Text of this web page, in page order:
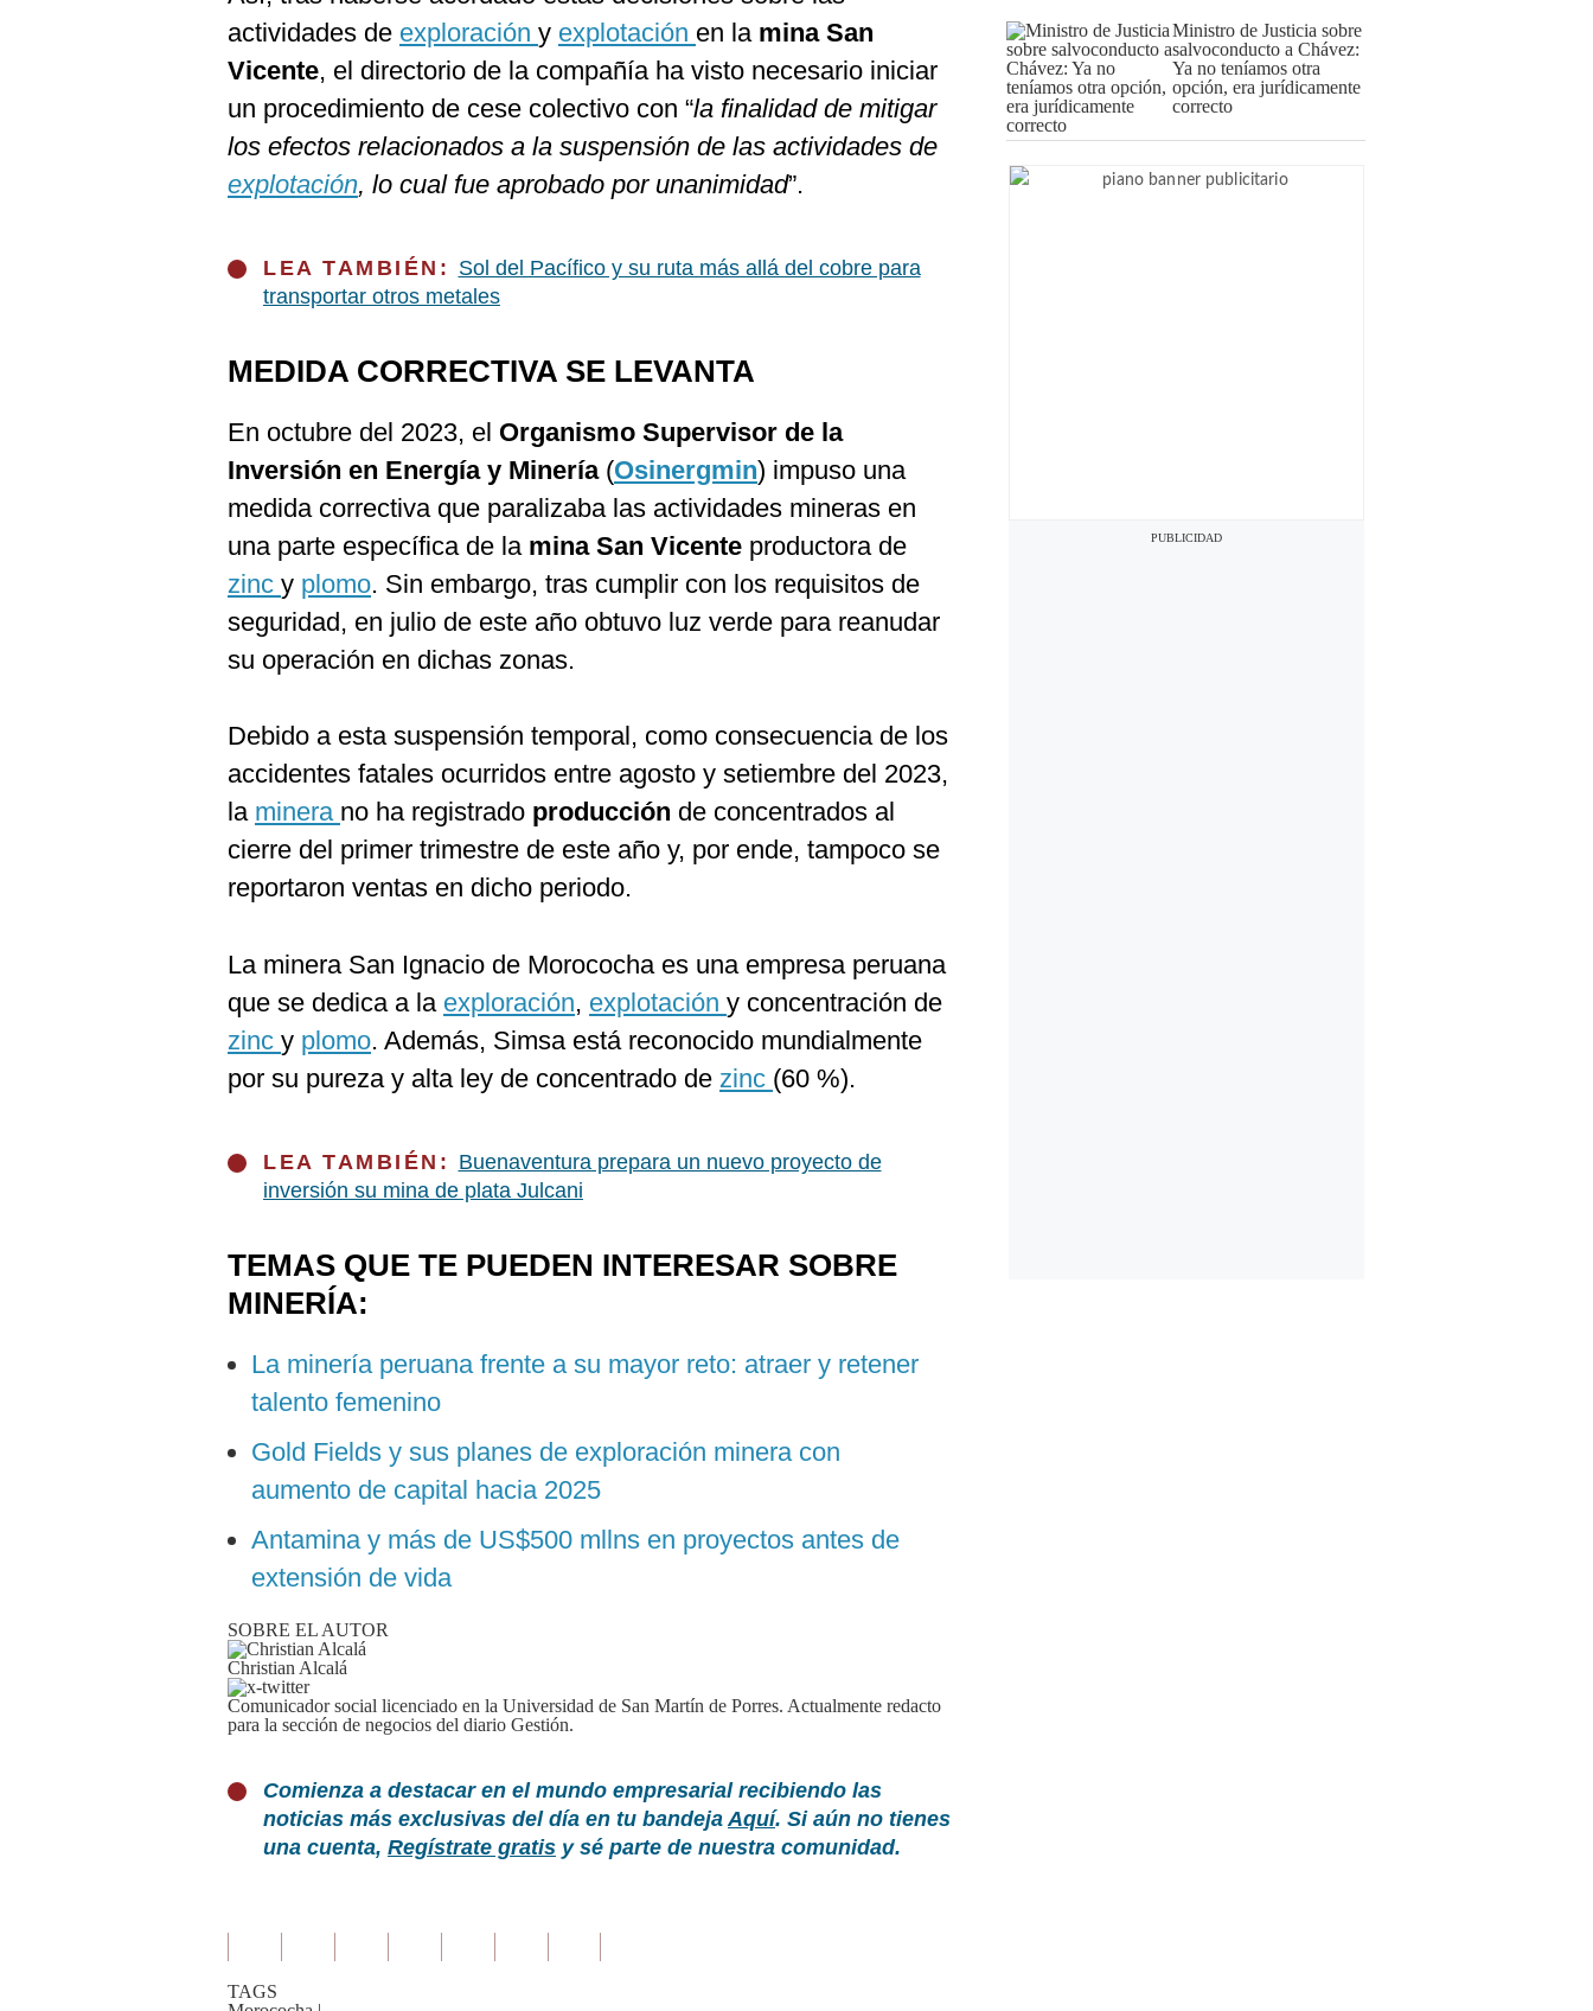
actividades de exploración y explotación en la mina San
Vicente, el directorio de la compañía ha visto necesario iniciar
un procedimiento de cese colectivo con “la finalidad de mitigar
los efectos relacionados a la suspensión de las actividades de
explotación, lo cual fue aprobado por unanimidad”.
LEA TAMBIÉN: Sol del Pacífico y su ruta más allá del cobre para
transportar otros metales
MEDIDA CORRECTIVA SE LEVANTA
En octubre del 2023, el Organismo Supervisor de la
Inversión en Energía y Minería(Osinergmin) impuso una
medida correctiva que paralizaba las actividades mineras en
una parte específica de la mina San Vicente productora de
zinc y plomo. Sin embargo, tras cumplir con los requisitos de
seguridad, en julio de este año obtuvo luz verde para reanudar
su operación en dichas zonas.
Debido a esta suspensión temporal, como consecuencia de los
accidentes fatales ocurridos entre agosto y setiembre del 2023,
la minera no ha registrado producción de concentrados al
cierre del primer trimestre de este año y, por ende, tampoco se
reportaron ventas en dicho periodo.
La minera San Ignacio de Morococha es una empresa peruana
que se dedica a la exploración, explotación y concentración de
zinc y plomo. Además, Simsa está reconocido mundialmente
por su pureza y alta ley de concentrado de zinc (60 %).
LEA TAMBIÉN: Buenaventura prepara un nuevo proyecto de
inversión su mina de plata Julcani
TEMAS QUE TE PUEDEN INTERESAR SOBRE
MINERÍA:
La minería peruana frente a su mayor reto: atraer y retener
talento femenino
Gold Fields y sus planes de exploración minera con
aumento de capital hacia 2025
Antamina y más de US$500 mllns en proyectos antes de
extensión de vida
SOBRE EL AUTOR
Christian Alcalá
Comunicador social licenciado en la Universidad de San Martín de Porres. Actualmente redacto
para la sección de negocios del diario Gestión.
Comienza a destacar en el mundo empresarial recibiendo las
noticias más exclusivas del día en tu bandejaAquí. Si aún no tienes
una cuenta, Regístrate gratis y sé parte de nuestra comunidad.
TAGS
Ministro de Justicia sobre
salvoconducto a Chávez:
Ya no teníamos otra
opción, era jurídicamente
correcto